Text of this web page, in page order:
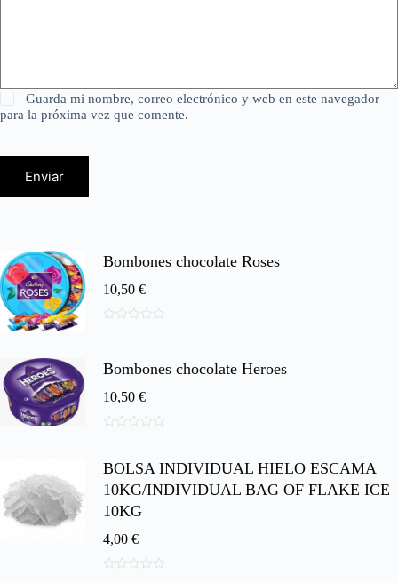
Guarda mi nombre, correo electrónico y web en este navegador
para la próxima vez que comente.
Enviar
Bombones chocolate Roses
10,50 €
5
Bombones chocolate Heroes
10,50 €
e
BOLSA INDIVIDUAL HIELO ESCAMA
10KG/INDIVIDUAL BAG OF FLAKE ICE
10KG
4,00 €